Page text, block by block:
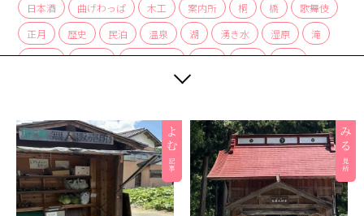
日本酒
曲げわっぱ 木工 案内所 桐 橋
歌舞伎
正月
歴史 民泊 温泉 湖 湧き水 湿原
滝
炭酸水
炭酸泉 無人販売所 着物 神社
紅茶
編み組み細工
観光案内所
観光物産協会 豆腐 赤カボチャ
足湯
道の駅
郵便局 重要文化財 野菜 釣り
銀行
集落
雑貨 霧幻峡 霧幻峡の渡し 風景
食堂